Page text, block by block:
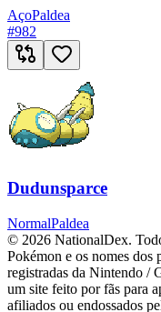
AçoPaldea
#982
Dudunsparce
NormalPaldea
© 2026 NationalDex.
Pokémon e os nomes dos
registradas da Nintendo /
um site feito por fãs para
afiliados ou endossados